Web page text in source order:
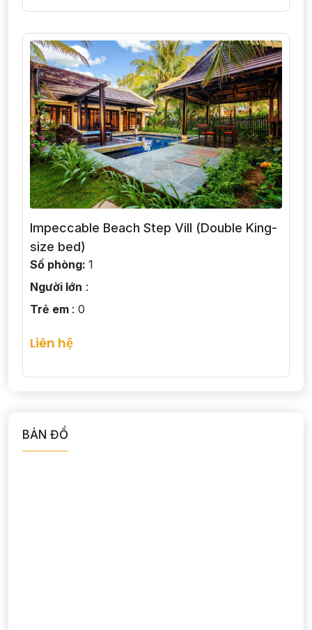
Impeccable Beach Step Vill (Double King-
size bed)
Số phòng: 1
Người lớn :
Trẻ em : 0
Liên hệ
BẢN ĐỒ